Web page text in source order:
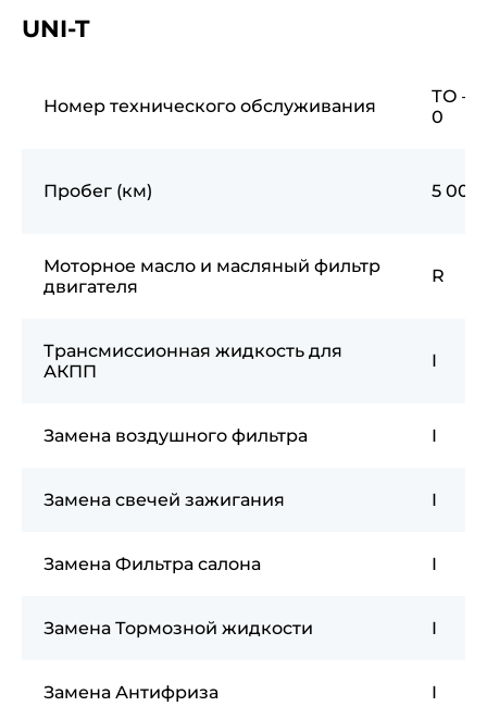
UNI-T
Номер технического обслуживания
ТО —
0
Пробег (км) 5 000
Моторное масло и масляный фильтр
двигателя
R
Трансмиссионная жидкость для
АКПП
I
Замена воздушного фильтра I
Замена свечей зажигания I
Замена Фильтра салона I
Замена Тормозной жидкости I
Замена Антифриза I